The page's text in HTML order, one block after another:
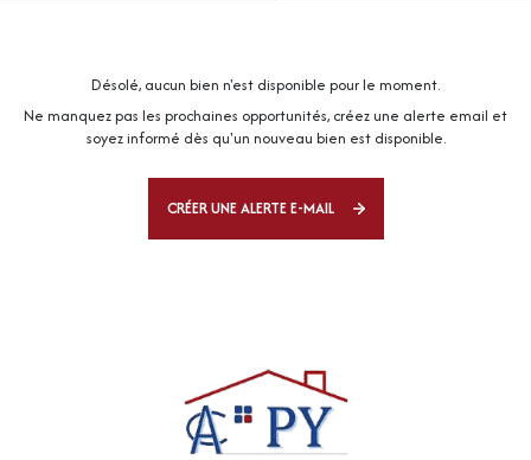
Désolé, aucun bien n'est disponible pour le moment.
Ne manquez pas les prochaines opportunités, créez une alerte email et
soyez informé dès qu'un nouveau bien est disponible.
CRÉER UNE ALERTE E-MAIL